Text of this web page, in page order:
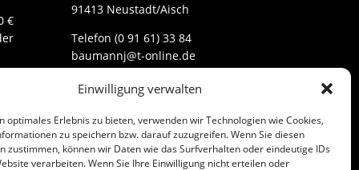
Einwilligung verwalten
optimales Erlebnis zu bieten, verwenden wir Technologien wie Cookies,
zu speichern bzw. darauf zuzugreifen. Wenn Sie diesen
zustimmen, können wir Daten wie das Surfverhalten oder eindeutige IDs
verarbeiten. Wenn Sie Ihre Einwilligung nicht erteilen oder
€
91413 Neustadt/Aisch
Telefon (0 91 61) 33 84
baumannj@t-online.de
Kontakt
Impressum